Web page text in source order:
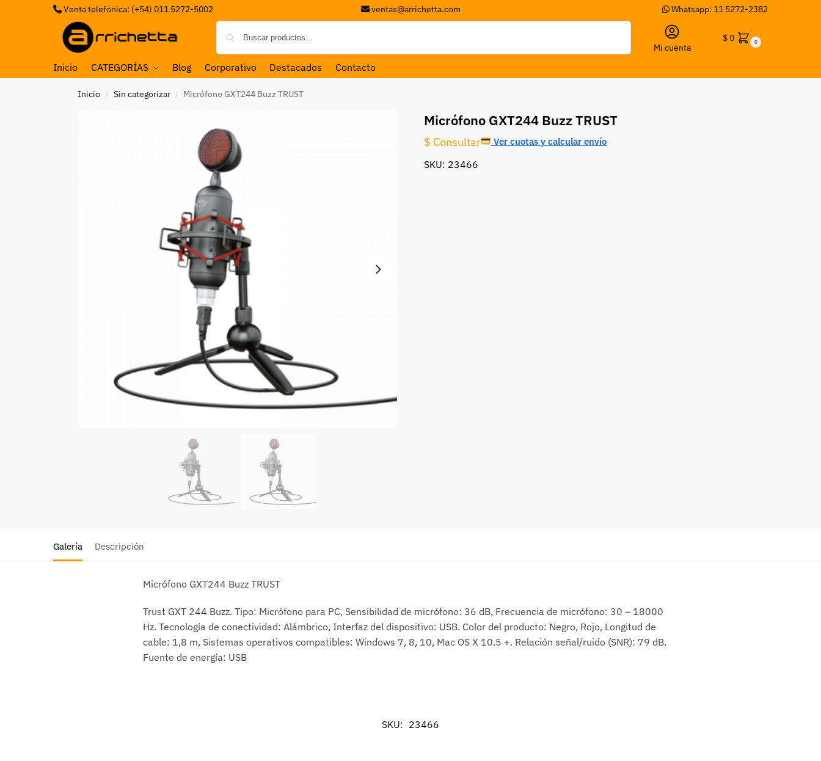
Venta telefónica: (+54) 011 5272-5002 ventas@arrichetta.com Whatsapp: 11 5272-2382
Mi cuenta
$0 0
Inicio CATEGORÍAS Blog Corporativo Destacados Contacto
Inicio / Sin categorizar / Micrófono GXT244 Buzz TRUST
Micrófono GXT244 Buzz TRUST
$ Consultar
Ver cuotas y calcular envío
SKU: 23466
Galería Descripción
Micrófono GXT244 Buzz TRUST
Trust GXT 244 Buzz. Tipo: Micrófono para PC, Sensibilidad de micrófono: 36 dB, Frecuencia de micrófono: 30 – 18000
Hz. Tecnología de conectividad: Alámbrico, Interfaz del dispositivo: USB. Color del producto: Negro, Rojo, Longitud de
cable: 1,8 m, Sistemas operativos compatibles: Windows 7, 8, 10, Mac OS X 10.5 +. Relación señal/ruido (SNR): 79 dB.
Fuente de energía: USB
SKU: 23466